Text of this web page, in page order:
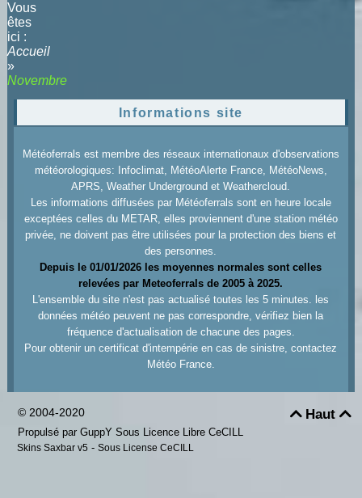
Vous
êtes
ici :
Accueil
»
Novembre
Informations site
Météoferrals est membre des réseaux internationaux d'observations
météorologiques: Infoclimat, MétéoAlerte France, MétéoNews,
APRS, Weather Underground et Weathercloud.
Les informations diffusées par Météoferrals sont en heure locale
exceptées celles du METAR, elles proviennent d'une station météo
privée, ne doivent pas être utilisées pour la protection des biens et
des personnes.
Depuis le 01/01/2026 les moyennes normales sont celles
relevées par Meteoferrals de 2005 à 2025.
L'ensemble du site n'est pas actualisé toutes les 5 minutes. les
données météo peuvent ne pas correspondre, vérifiez bien la
fréquence d'actualisation de chacune des pages.
Pour obtenir un certificat d'intempérie en cas de sinistre, contactez
Météo France.
Haut
© 2004-2020
Propulsé par GuppY Sous Licence Libre CeCILL
Skins Saxbar v5 - Sous License CeCILL